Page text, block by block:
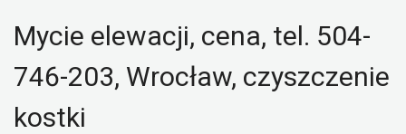
Mycie elewacji, cena, tel. 504-
746-203, Wrocław, czyszczenie
kostki